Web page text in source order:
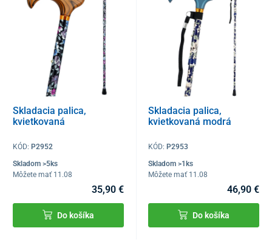
Skladacia palica,
kvietkovaná
KÓD: P2952
Skladom >5ks
Môžete mať 11.08
35,90 €
Do košíka
Skladacia palica,
kvietkovaná modrá
KÓD: P2953
Skladom >1ks
Môžete mať 11.08
46,90 €
Do košíka